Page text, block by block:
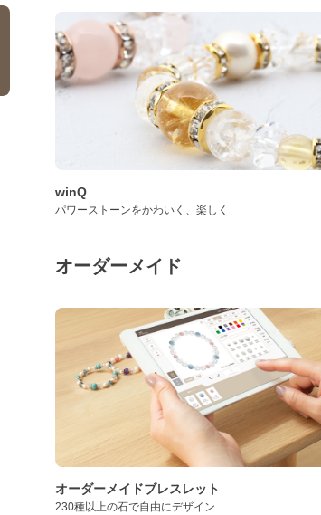
winQ
パワーストーンをかわいく、楽しく
オーダーメイド
オーダーメイドブレスレット
230種以上の石で自由にデザイン